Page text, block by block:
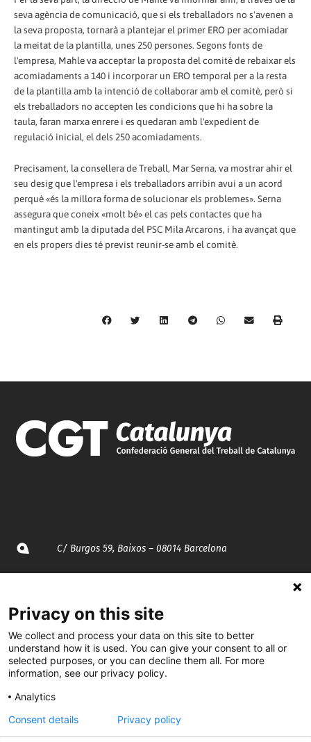
seva agència de comunicació, que si els treballadors no s'avenen a
la seva proposta, tornarà a plantejar el primer ERO per acomiadar
la meitat de la plantilla, unes 250 persones. Segons fonts de
l'empresa, Mahle va acceptar la proposta del comitè de rebaixar els
acomiadaments a 140 i incorporar un ERO temporal per a la resta
de la plantilla amb la intenció de col·laborar amb el comitè, però si
els treballadors no accepten les condicions que hi ha sobre la
taula, faran marxa enrere i es quedaran amb l'expedient de
regulació inicial, el dels 250 acomiadaments.
Precisament, la consellera de Treball, Mar Serna, va mostrar ahir el
seu desig que l'empresa i els treballadors arribin avui a un acord
perquè «és la millora forma de solucionar els problemes». Serna
assegura que coneix «molt bé» el cas pels contactes que ha
mantingut amb la diputada del PSC Mila Arcarons, i ha avançat que
en els propers dies té previst reunir-se amb el comitè.
C/ Burgos 59, Baixos – 08014 Barcelona
935 120 481
@CGTCatalunya
CGTCatalunya
Privacy on this site
We collect and process your data on this site to better
understand how it is used. You can give your consent to all or
selected purposes, or you can decline them all. For more
information, see our privacy policy.
Analytics
Consent details
Privacy policy